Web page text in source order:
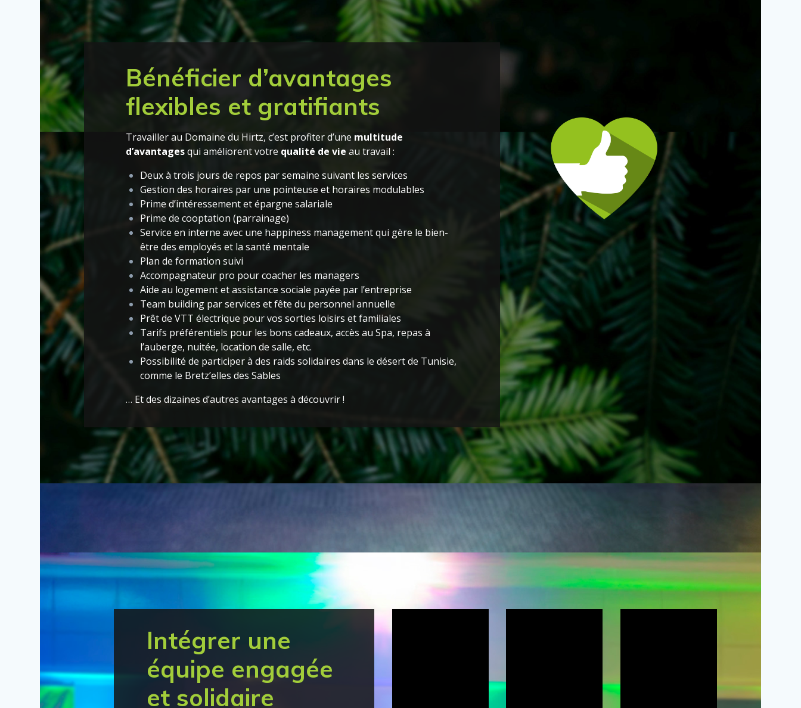
Bénéficier d’avantages
flexibles et gratifiants
Travailler au Domaine du Hirtz, c’est profiter d’une multitude
d’avantagesqui améliorent votre qualité de vie au travail :
Deux à trois jours de repos par semaine suivant les services
Gestion des horaires par une pointeuse et horaires modulables
Prime d’intéressement et épargne salariale
Prime de cooptation (parrainage)
Service en interne avec une happiness management qui gère le bien-
être des employés et la santé mentale
Plan de formation suivi
Accompagnateur pro pour coacher les managers
Aide au logement et assistance sociale payée par l’entreprise
Team building par services et fête du personnel annuelle
Prêt de VTT électrique pour vos sorties loisirs et familiales
Tarifs préférentiels pour les bons cadeaux, accès au Spa, repas à
l’auberge, nuitée, location de salle, etc.
Possibilité de participer à des raids solidaires dans le désert de Tunisie,
comme le Bretz’elles des Sables
… Et des dizaines d’autres avantages à découvrir !
Intégrer une
équipe engagée
et solidaire